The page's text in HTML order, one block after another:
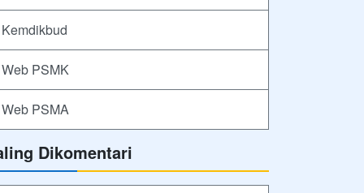
Kemdikbud
Web PSMK
Web PSMA
Dikomentari